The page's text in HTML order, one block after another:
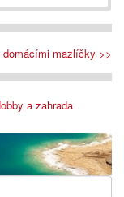
mazlíčky >>
a zahrada